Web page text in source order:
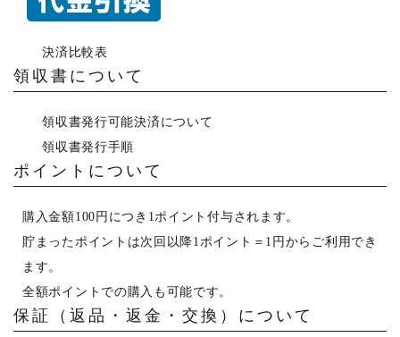
決済比較表
領収書について
領収書発行可能決済について
領収書発行手順
ポイントについて
購入金額100円につき1ポイント付与されます。
貯まったポイントは次回以降1ポイント＝1円からご利用でき
ます。
全額ポイントでの購入も可能です。
保証（返品・返金・交換）について